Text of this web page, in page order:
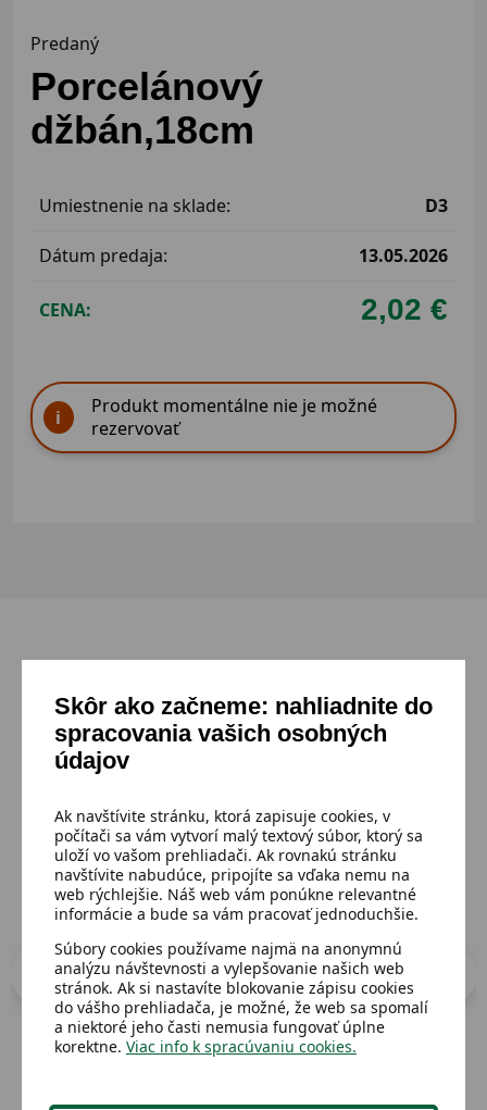
Predaný
Porcelánový
džbán,18cm
Umiestnenie na sklade: D3
Dátum predaja: 13.05.2026
CENA: 2,02 €
Produkt momentálne nie je možné
rezervovať
Mohlo by sa ti páčiť
Prejsť do katalógu
Skôr ako začneme: nahliadnite do
spracovania vašich osobných
údajov
Ak navštívite stránku, ktorá zapisuje cookies, v
počítači sa vám vytvorí malý textový súbor, ktorý sa
uloží vo vašom prehliadači. Ak rovnakú stránku
navštívite nabudúce, pripojíte sa vďaka nemu na
web rýchlejšie. Náš web vám ponúkne relevantné
informácie a bude sa vám pracovať jednoduchšie.
Súbory cookies používame najmä na anonymnú
analýzu návštevnosti a vylepšovanie našich web
stránok. Ak si nastavíte blokovanie zápisu cookies
do vášho prehliadača, je možné, že web sa spomalí
a niektoré jeho časti nemusia fungovať úplne
korektne. Viac info k spracúvaniu cookies.